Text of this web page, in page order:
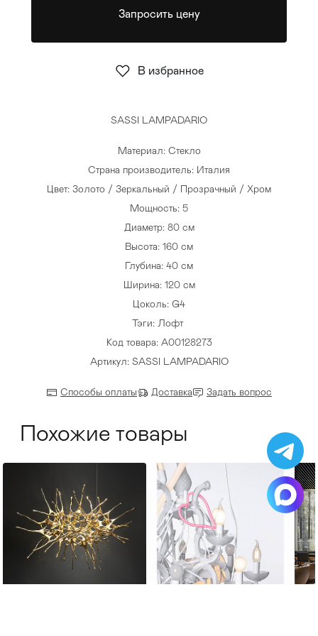
SASSI LAMPADARIO
Материал: Стекло
Страна производитель: Италия
Цвет: Золото / Зеркальный / Прозрачный / Хром
Мощность: 5
Диаметр: 80 см
Высота: 160 см
Глубина: 40 см
Ширина: 120 см
Цоколь: G4
Тэги: Лофт
Код товара: A00128273
Артикул: SASSI LAMPADARIO
Способы оплаты Доставка Задать вопрос
Запросить цену
В избранное
Похожие товары